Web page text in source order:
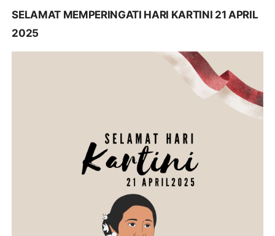
SELAMAT MEMPERINGATI HARI KARTINI 21 APRIL
2025